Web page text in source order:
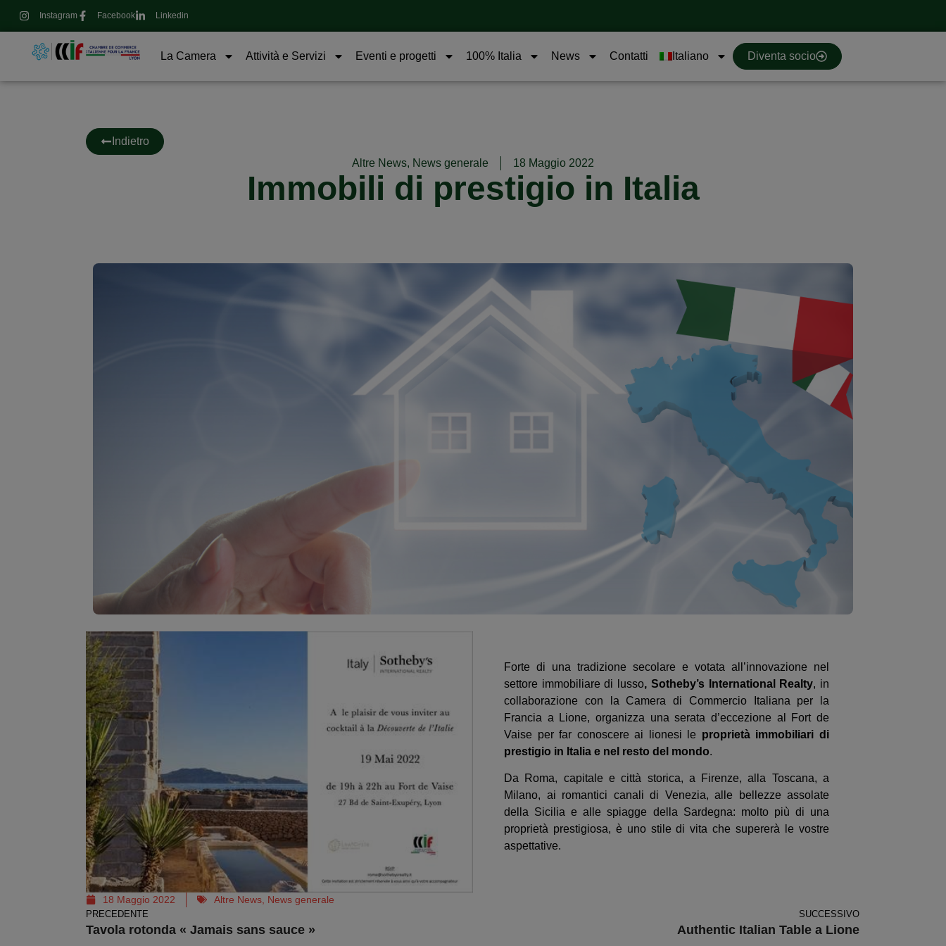
Instagram Facebook Linkedin
La Camera Attività e Servizi Eventi e progetti 100% Italia News Contatti Italiano Diventa socio
Indietro
Altre News, News generale 18 Maggio 2022
Immobili di prestigio in Italia
Forte di una tradizione secolare e votata all’innovazione nel
settore immobiliare di lusso, Sotheby’s International Realty, in
collaborazione con la Camera di Commercio Italiana per la
Francia a Lione, organizza una serata d’eccezione al Fort de
Vaise per far conoscere ai lionesi le proprietà immobiliari di
prestigio in Italia e nel resto del mondo.
Da Roma, capitale e città storica, a Firenze, alla Toscana, a
Milano, ai romantici canali di Venezia, alle bellezze assolate
della Sicilia e alle spiagge della Sardegna: molto più di una
proprietà prestigiosa, è uno stile di vita che supererà le vostre
aspettative.
18 Maggio 2022 Altre News News generale
PRECEDENTE
Tavola rotonda « Jamais sans sauce »
SUCCESSIVO
Authentic Italian Table a Lione